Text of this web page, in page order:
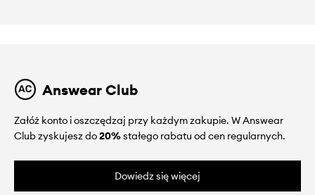
Answear Club
Załóż konto i oszczędzaj przy każdym zakupie. W Answear
Club zyskujesz do20%stałego rabatu od cen regularnych.
Dowiedz się więcej